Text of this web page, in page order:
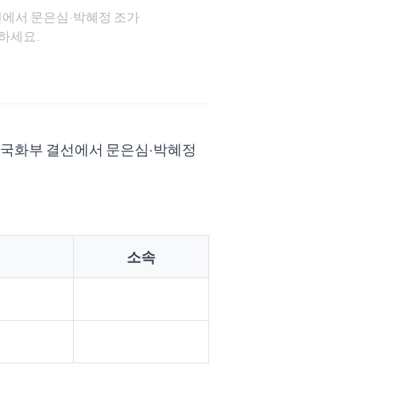
서 문은심·박혜정 조가
세요.
화부 결선에서 문은심·박혜정
소속